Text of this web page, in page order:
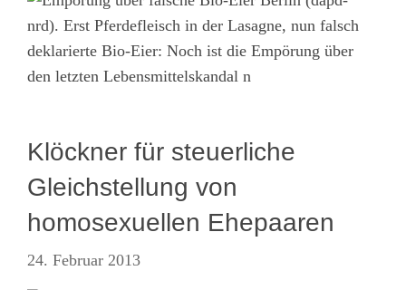
nrd). Erst Pferdefleisch in der Lasagne, nun falsch
deklarierte Bio-Eier: Noch ist die Empörung über
den letzten Lebensmittelskandal n
Klöckner für steuerliche
Gleichstellung von
homosexuellen Ehepaaren
24. Februar 2013